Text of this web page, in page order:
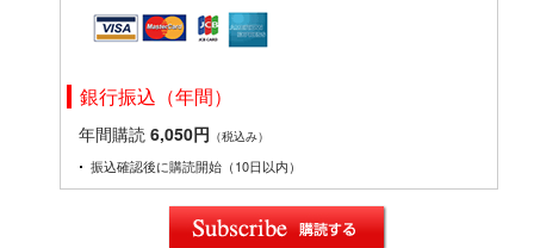
銀行振込（年間）
年間購読 6,050円 （税込み）
振込確認後に購読開始（10日以内）